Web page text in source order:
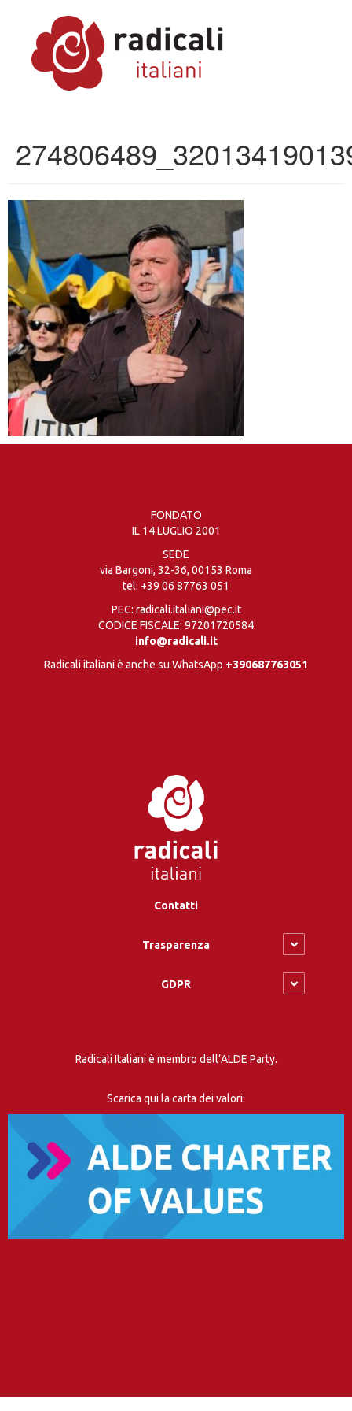
FONDATO
IL 14 LUGLIO 2001
SEDE
via Bargoni, 32-36, 00153 Roma
tel: +39 06 87763 051
PEC: radicali.italiani@pec.it
CODICE FISCALE: 97201720584
info@radicali.it
Radicali italiani è anche su WhatsApp +390687763051
Contatti
Trasparenza
GDPR
Radicali Italiani è membro dell’ALDE Party.
Scarica qui la carta dei valori: